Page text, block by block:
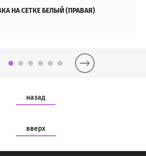
НА СЕТКЕ БЕЛЫЙ (ПРАВАЯ)
назад
вверх